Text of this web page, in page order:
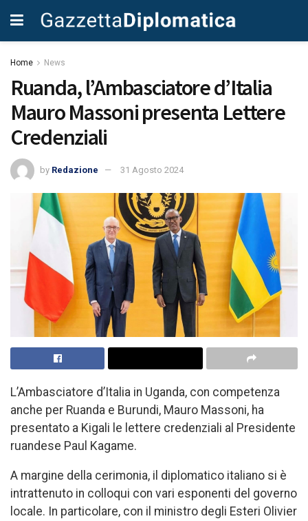
Home News
Ruanda, l’Ambasciatore d’Italia
Mauro Massoni presenta Lettere
Credenziali
by Redazione 31 Agosto 2024
L’Ambasciatore d’Italia in Uganda, con competenza
anche per Ruanda e Burundi, Mauro Massoni, ha
presentato a Kigali le lettere credenziali al Presidente
ruandese Paul Kagame.
A margine della cerimonia, il diplomatico italiano si è
intrattenuto in colloqui con vari esponenti del governo
locale. In particolare, con il ministro degli Esteri Olivier